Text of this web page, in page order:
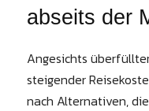
abseits der
Angesichts
steigender
nach Alternativen,